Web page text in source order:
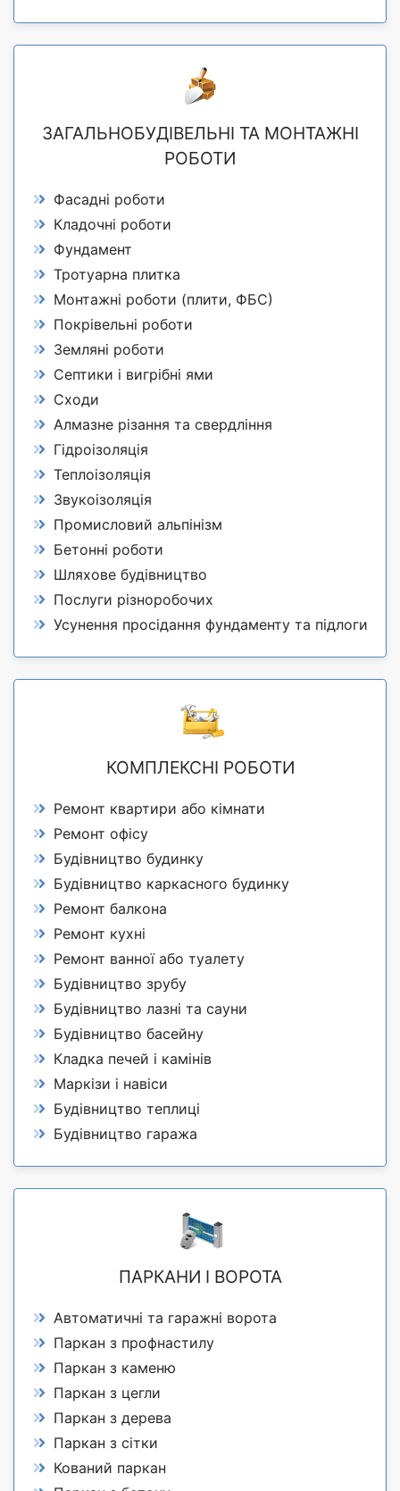
ЗАГАЛЬНОБУДІВЕЛЬНІ ТА МОНТАЖНІ
РОБОТИ
Фасадні роботи
Кладочні роботи
Фундамент
Тротуарна плитка
Монтажні роботи (плити, ФБС)
Покрівельні роботи
Земляні роботи
Септики і вигрібні ями
Сходи
Алмазне різання та свердління
Гідроізоляція
Теплоізоляція
Звукоізоляція
Промисловий альпінізм
Бетонні роботи
Шляхове будівництво
Послуги різноробочих
Усунення просідання фундаменту та підлоги
КОМПЛЕКСНІ РОБОТИ
Ремонт квартири або кімнати
Ремонт офісу
Будівництво будинку
Будівництво каркасного будинку
Ремонт балкона
Ремонт кухні
Ремонт ванної або туалету
Будівництво зрубу
Будівництво лазні та сауни
Будівництво басейну
Кладка печей і камінів
Маркізи і навіси
Будівництво теплиці
Будівництво гаража
ПАРКАНИ І ВОРОТА
Автоматичні та гаражні ворота
Паркан з профнастилу
Паркан з каменю
Паркан з цегли
Паркан з дерева
Паркан з сітки
Кований паркан